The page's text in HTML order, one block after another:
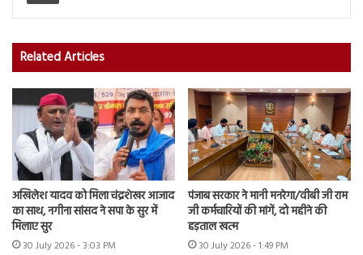
Related Articles
अखिलेश यादव को मिला चंद्रशेखर आजाद
का साथ, नगीना सांसद ने सपा के सुर में
मिलाए सुर
30 July 2026 - 3:03 PM
पंजाब सरकार ने मानी मनरेगा/वीबी जी राम
जी कर्मचारियों की मांगें, दो महीने की
हड़ताल खत्म
30 July 2026 - 1:49 PM